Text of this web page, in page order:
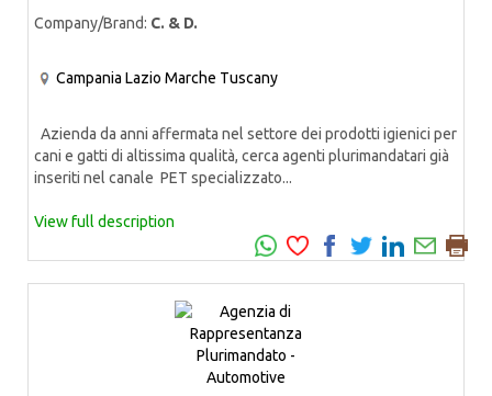
Company/Brand: C. & D.
Campania Lazio Marche Tuscany
Azienda da anni affermata nel settore dei prodotti igienici per
cani e gatti di altissima qualità, cerca agenti plurimandatari già
inseriti nel canale PET specializzato...
View full description